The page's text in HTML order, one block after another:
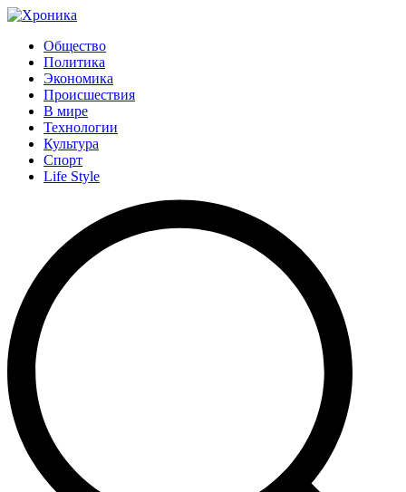
Общество
Политика
Экономика
Происшествия
В мире
Технологии
Культура
Спорт
Life Style